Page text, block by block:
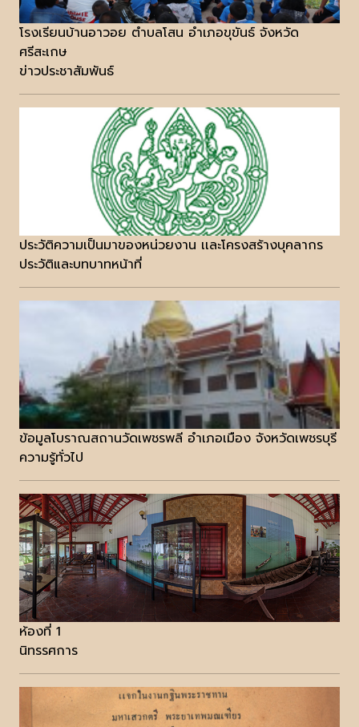
โรงเรียนบ้านอาวอย ตำบลโสน อำเภอขุขันธ์ จังหวัด
ศรีสะเกษ
ข่าวประชาสัมพันธ์
ประวัติความเป็นมาของหน่วยงาน เเละโครงสร้างบุคลากร
ประวัติและบทบาทหน้าที่
ข้อมูลโบราณสถานวัดเพชรพลี อำเภอเมือง จังหวัดเพชรบุรี
ความรู้ทั่วไป
ห้องที่ 1
นิทรรศการ